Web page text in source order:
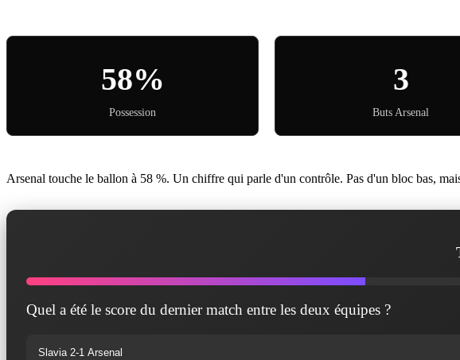
58%
Possession
3
Buts Arsenal
Arsenal touche le ballon à 58 %. Un chiffre qui parle d'un contrôle. Pas d'un bloc bas,
Quel a été le score du dernier match entre les deux équipes ?
Slavia 2-1 Arsenal